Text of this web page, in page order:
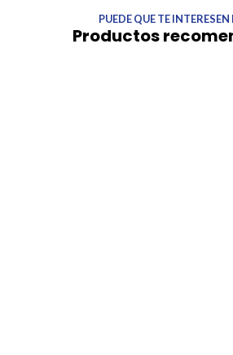
PUEDE QUE TE INTERESEN
Productos